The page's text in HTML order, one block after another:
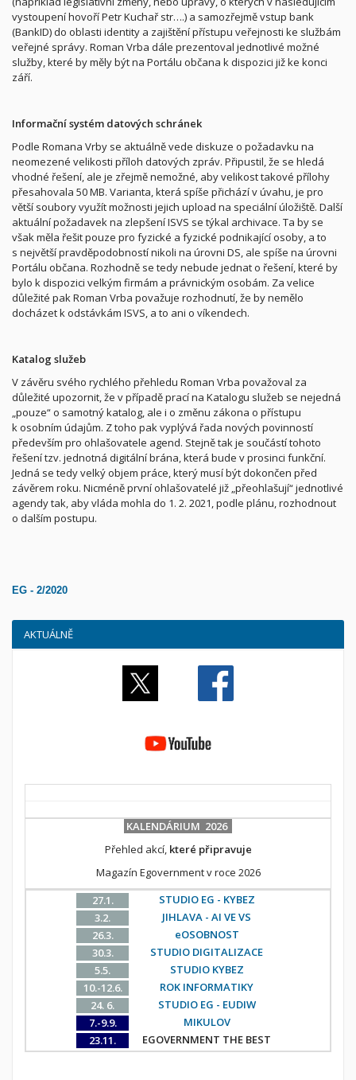
vystoupení hovoří Petr Kuchař str….) a samozřejmě vstup bank
(BankID) do oblasti identity a zajištění přístupu veřejnosti ke službám
veřejné správy. Roman Vrba dále prezentoval jednotlivé možné
služby, které by měly být na Portálu občana k dispozici již ke konci
září.
Informační systém datových schránek
Podle Romana Vrby se aktuálně vede diskuze o požadavku na
neomezené velikosti příloh datových zpráv. Připustil, že se hledá
vhodné řešení, ale je zřejmě nemožné, aby velikost takové přílohy
přesahovala 50 MB. Varianta, která spíše přichází v úvahu, je pro
větší soubory využít možnosti jejich upload na speciální úložiště. Další
aktuální požadavek na zlepšení ISVS se týkal archivace. Ta by se
však měla řešit pouze pro fyzické a fyzické podnikající osoby, a to
s největší pravděpodobností nikoli na úrovni DS, ale spíše na úrovni
Portálu občana. Rozhodně se tedy nebude jednat o řešení, které by
bylo k dispozici velkým firmám a právnickým osobám. Za velice
důležité pak Roman Vrba považuje rozhodnutí, že by nemělo
docházet k odstávkám ISVS, a to ani o víkendech.
Katalog služeb
V závěru svého rychlého přehledu Roman Vrba považoval za
důležité upozornit, že v případě prací na Katalogu služeb se nejedná
„pouze“ o samotný katalog, ale i o změnu zákona o přístupu
k osobním údajům. Z toho pak vyplývá řada nových povinností
především pro ohlašovatele agend. Stejně tak je součástí tohoto
řešení tzv. jednotná digitální brána, která bude v prosinci funkční.
Jedná se tedy velký objem práce, který musí být dokončen před
závěrem roku. Nicméně první ohlašovatelé již „přeohlašují“ jednotlivé
agendy tak, aby vláda mohla do 1. 2. 2021, podle plánu, rozhodnout
o dalším postupu.
EG - 2/2020
AKTUÁLNĚ
KALENDÁRIUM 2026
Přehled akcí, které připravuje
Magazín Egovernment v roce 2026
27.1.
STUDIO EG - KYBEZ
3.2.
JIHLAVA - AI VE VS
26.3.
eOSOBNOST
30.3.
STUDIO DIGITALIZACE
5.5.
STUDIO KYBEZ
10.-12.6.
ROK INFORMATIKY
24. 6.
STUDIO EG - EUDIW
7.-9.9.
MIKULOV
23.11.
EGOVERNMENT THE BEST